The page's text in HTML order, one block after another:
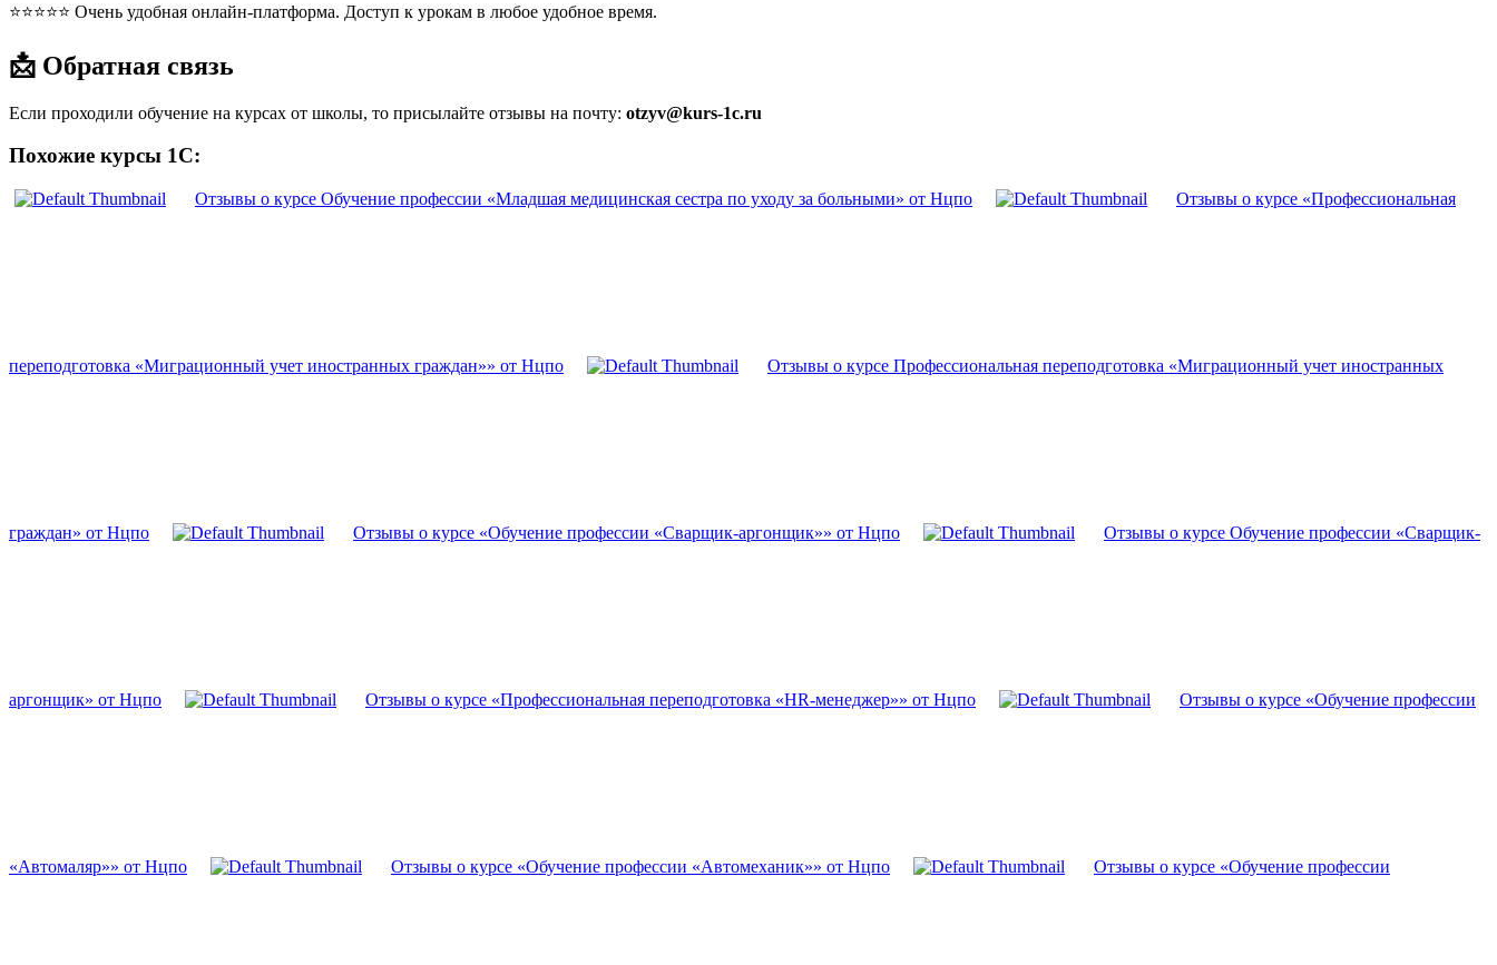
⭐⭐⭐⭐⭐ Очень удобная онлайн-платформа. Доступ к урокам в любое удобное время.
📩 Обратная связь
Если проходили обучение на курсах от школы, то присылайте отзывы на почту: otzyv@kurs-1c.ru
Похожие курсы 1С:
Отзывы о курсе Обучение профессии «Младшая медицинская сестра по уходу за больными» от Нцпо Отзывы о курсе «Профессиональная
переподготовка «Миграционный учет иностранных граждан»» от Нцпо Отзывы о курсе Профессиональная переподготовка «Миграционный учет иностранных
граждан» от Нцпо Отзывы о курсе «Обучение профессии «Сварщик-аргонщик»» от Нцпо Отзывы о курсе Обучение профессии «Сварщик-
аргонщик» от Нцпо Отзывы о курсе «Профессиональная переподготовка «HR-менеджер»» от Нцпо Отзывы о курсе «Обучение профессии
«Автомаляр»» от Нцпо Отзывы о курсе «Обучение профессии «Автомеханик»» от Нцпо Отзывы о курсе «Обучение профессии